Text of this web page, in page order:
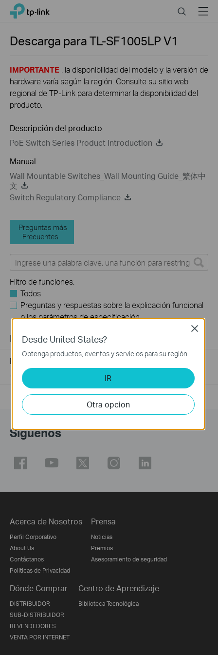
Click
navigation
TP-Link, Reliably Smart SearchMenu
Descarga paraTL-SF1005LPV1
IMPORTANTE : la disponibilidad del modelo y la versión de
hardware varía según la región. Consulte su sitio web
regional de TP-Link para determinar la disponibilidad del
producto.
Descripción del producto
PoE Switch Series Product Introduction
Manual
Wall Mountable Switches_Wall Mounting Guide_繁体中
文
Switch Regulatory Compliance
Preguntas más
Frecuentes
Filtro de funciones:
Todos
Preguntas y respuestas sobre la explicación funcional
o los parámetros de especificación
FAQs
Preguntas frecuentes sobre Switch no administrable
04-13-2023
Síguenos
Acerca de Nosotros
Perfil Corporativo
About Us
Contáctanos
Politicas de Privacidad
Prensa
Noticias
Premios
Asesoramiento de seguridad
Dónde Comprar
DISTRIBUIDOR
SUB-DISTRIBUIDOR
REVENDEDORES
VENTA POR INTERNET
Centro de Aprendizaje
Biblioteca Tecnológica
Desde United States?
Obtenga productos, eventos y servicios para su región.
IR
Otra opcion
Close